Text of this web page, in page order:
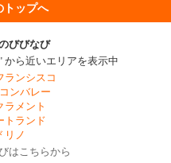
トップへ
びびなび
から近いエリアを表示中
ランシスコ
ンバレー
ラメント
トランド
リノ
はこちらから